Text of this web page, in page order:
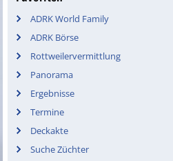
ADRK World Family
ADRK Börse
Rottweilervermittlung
Panorama
Ergebnisse
Termine
Deckakte
Suche Züchter